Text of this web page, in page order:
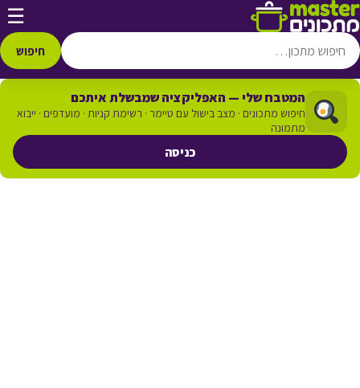
דלג לתוכן ☰
חיפוש
המטבח שלי — האפליקציה שמבשלת איתכם
חיפוש מתכונים · מצב בישול עם טיימר · רשימת קניות · מועדפים · ייבוא
מתמונה
כניסה